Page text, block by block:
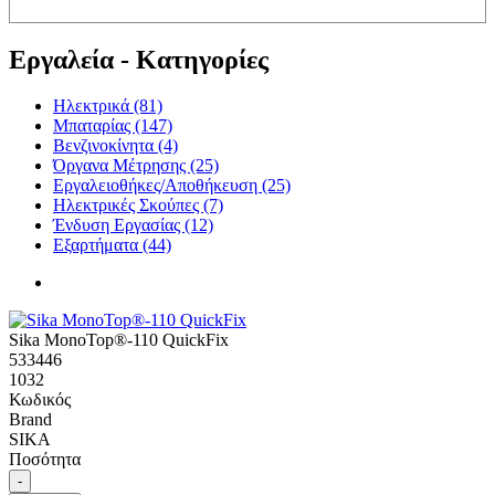
Εργαλεία - Κατηγορίες
Ηλεκτρικά (81)
Μπαταρίας (147)
Βενζινοκίνητα (4)
Όργανα Μέτρησης (25)
Εργαλειοθήκες/Αποθήκευση (25)
Ηλεκτρικές Σκούπες (7)
Ένδυση Εργασίας (12)
Εξαρτήματα (44)
Sika MonoTop®-110 QuickFix
533446
1032
Κωδικός
Brand
SIKA
Ποσότητα
-